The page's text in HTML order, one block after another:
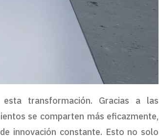
transformación. Gracias a las
se comparten más eficazmente,
innovación constante. Esto no solo